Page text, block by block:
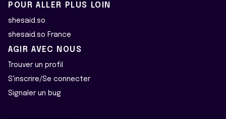
POUR ALLER PLUS LOIN
shesaid.so
shesaid.so France
AGIR AVEC NOUS
Trouver un profil
S'inscrire/Se connecter
Signaler un bug